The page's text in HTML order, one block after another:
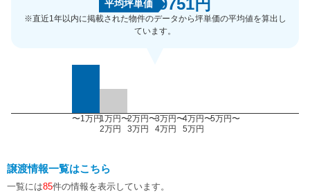
平均坪単価
※直近1年以内に掲載された物件のデータから坪単価の平均値を算出し
ています。
〜1万円1万円〜
2万円
2万円〜
3万円
3万円〜
4万円
4万円〜
5万円
5万円〜
譲渡情報一覧はこちら
一覧には85件の情報を表示しています。